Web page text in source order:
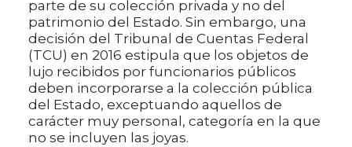
parte de su colección privada y no del
patrimonio del Estado. Sin embargo, una
decisión del Tribunal de Cuentas Federal
(TCU) en 2016 estipula que los objetos de
lujo recibidos por funcionarios públicos
deben incorporarse a la colección pública
del Estado, exceptuando aquellos de
carácter muy personal, categoría en la que
no se incluyen las joyas.